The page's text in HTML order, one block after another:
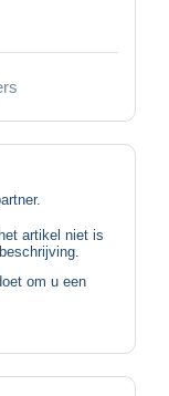
artikel niet is
om u een